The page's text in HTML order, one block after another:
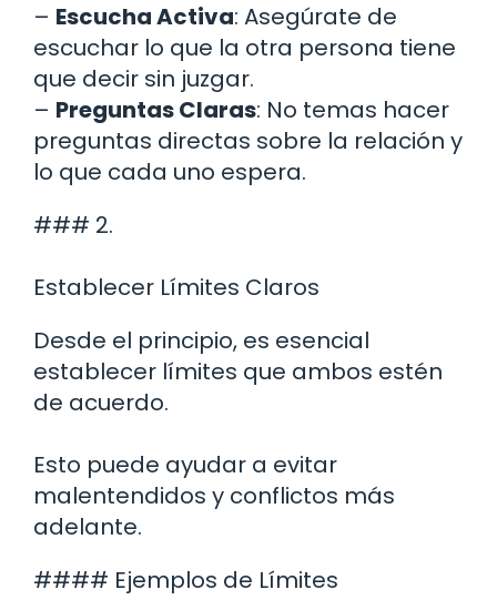
– Escucha Activa: Asegúrate de
escuchar lo que la otra persona tiene
que decir sin juzgar.
– Preguntas Claras: No temas hacer
preguntas directas sobre la relación y
lo que cada uno espera.
### 2.
Establecer Límites Claros
Desde el principio, es esencial
establecer límites que ambos estén
de acuerdo.
Esto puede ayudar a evitar
malentendidos y conflictos más
adelante.
#### Ejemplos de Límites